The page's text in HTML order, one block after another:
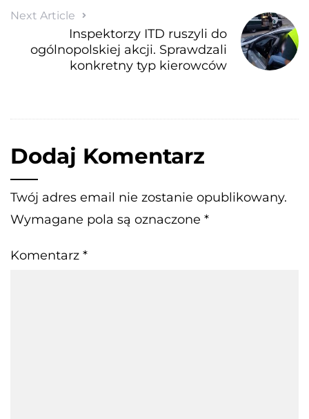
Next Article
Inspektorzy ITD ruszyli do
ogólnopolskiej akcji. Sprawdzali
konkretny typ kierowców
Dodaj Komentarz
Twój adres email nie zostanie opublikowany.
Wymagane pola są oznaczone *
Komentarz *